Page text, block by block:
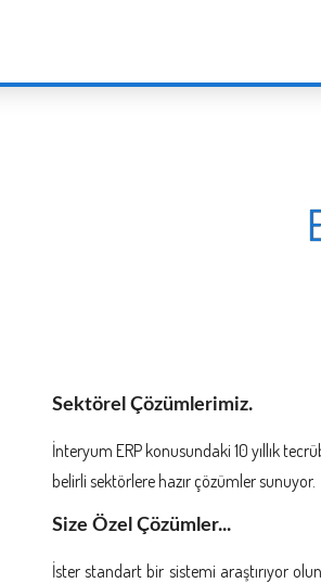
Sektörel Çözümlerimiz.
İnteryum ERP konusundaki 10 yıllık
belirli sektörlere hazır çözümler sunuyor.
Size Özel Çözümler...
İster standart bir sistemi araştırıyor